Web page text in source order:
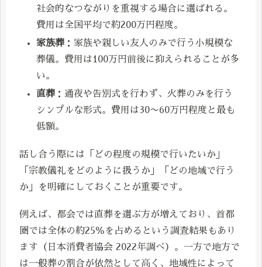
社会的なつながりを重視する場合に選ばれる。
費用は全国平均で約200万円程度。
家族葬 ：家族や親しい友人のみで行う小規模な
葬儀。費用は100万円前後に抑えられることが多
い。
直葬 ：通夜や告別式を行わず、火葬のみを行う
シンプルな形式。費用は30〜60万円程度と最も
低額。
話し合う際には「どの程度の規模で行いたいか」
「宗教儀礼をどのように扱うか」「どの地域で行う
か」を明確にしておくことが重要です。
例えば、都会では直葬を選ぶ方が増えており、首都
圏では全体の約25％を占めるという調査結果もあり
ます（日本消費者協会 2022年調べ）。一方で地方で
は一般葬の割合が依然として高く、地域性によって